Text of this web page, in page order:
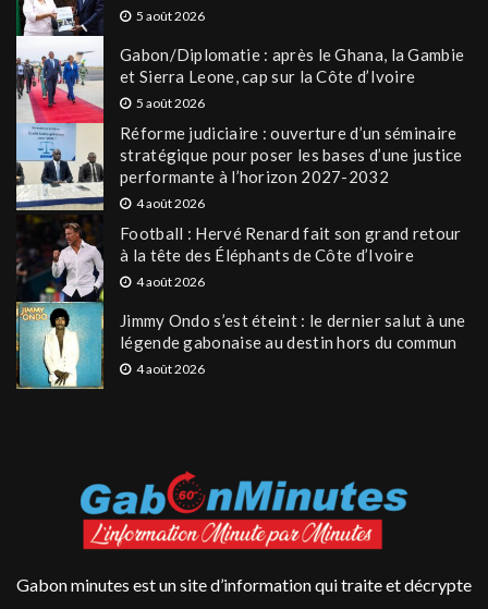
5 août 2026
Gabon/Diplomatie : après le Ghana, la Gambie
et Sierra Leone, cap sur la Côte d’Ivoire
5 août 2026
Réforme judiciaire : ouverture d’un séminaire
stratégique pour poser les bases d’une justice
performante à l’horizon 2027-2032
4 août 2026
Football : Hervé Renard fait son grand retour
à la tête des Éléphants de Côte d’Ivoire
4 août 2026
Jimmy Ondo s’est éteint : le dernier salut à une
légende gabonaise au destin hors du commun
4 août 2026
Gabon minutes est un site d’information qui traite et décrypte